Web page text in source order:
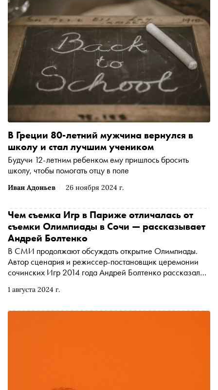
Иван Адоньев 26 ноября 2024 г.
В Греции 80-летний мужчина вернулся в
школу и стал лучшим учеником
Будучи 12-летним ребенком ему пришлось бросить
школу, чтобы помогать отцу в поле
1 августа 2024 г.
Чем съемка Игр в Париже отличалась от
съемки Олимпиады в Сочи — рассказывает
Андрей Болтенко
В СМИ продолжают обсуждать открытие Олимпиады.
Автор сценария и режиссер-постановщик церемонии
сочинских Игр 2014 года Андрей Болтенко рассказал
и «жульническое» одновременно